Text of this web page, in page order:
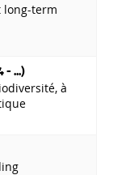
long-term
- ...)
à